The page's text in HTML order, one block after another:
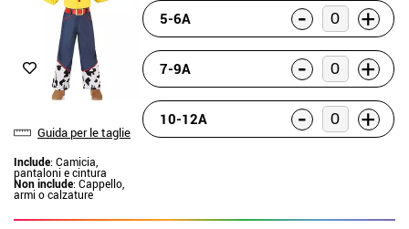
Guida per le taglie
Include: Camicia,
pantaloni e cintura
Non include: Cappello,
armi o calzature
5-6A - +
7-9A - +
10-12A - +